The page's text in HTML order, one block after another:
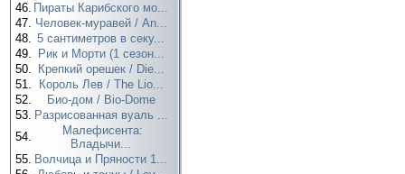
46. Пираты Карибского мо...
47. Человек-муравей / An...
48. 5 сантиметров в секу...
49.
Рик и Морти (1 сезон...
50.
Крепкий орешек / Die...
51.
Король Лев / The Lio...
52.
Био-дом / Bio-Dome
53. Разрисованная вуаль ...
54.
Малефисента:
Владычи...
55. Волчица и Пряности 1...